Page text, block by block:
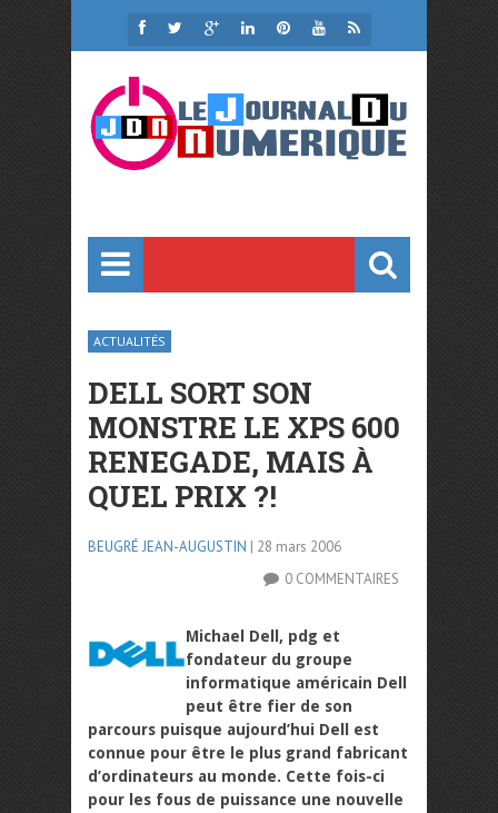
ACTUALITÉS
DELL SORT SON
MONSTRE LE XPS 600
RENEGADE, MAIS À
QUEL PRIX ?!
BEUGRÉ JEAN-AUGUSTIN | 28 mars 2006
0 COMMENTAIRES
Michael Dell, pdg et
fondateur du groupe
informatique américain Dell
peut être fier de son
parcours puisque aujourd’hui Dell est
connue pour être le plus grand fabricant
d’ordinateurs au monde. Cette fois-ci
pour les fous de puissance une nouvelle